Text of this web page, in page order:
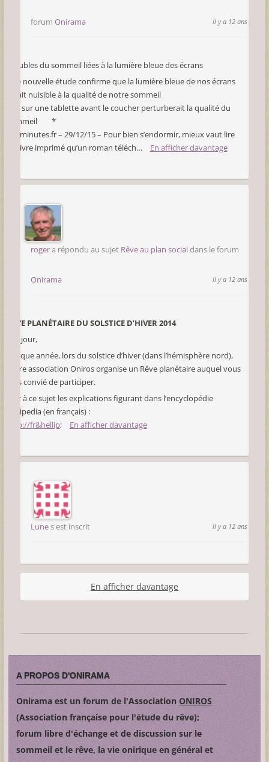
forumOnirama il y a 12 ans
Troubles du sommeil liées à la lumière bleue des écrans
Une nouvelle étude confirme que la lumière bleue de nos écrans
serait nuisible à la qualité de notre sommeil
Lire sur une tablette avant le coucher perturberait la qualité du
sommeil *
20minutes.fr – 29/12/15 – Pour bien s’endormir, mieux vaut lire
un livre imprimé qu’un roman téléch…
En afficher davantage
rogera répondu au sujet Rêve au plan socialdans le forum
Onirama il y a 12 ans
RÊVE PLANÉTAIRE DU SOLSTICE D’HIVER 2014
Bonjour,
Chaque année, lors du solstice d’hiver (dans l’hémisphère nord),
notre association Oniros organise un Rêve planétaire auquel vous
êtes convié de participer.
Voir à ce sujet les explications figurant dans l’encyclopédie
Wikipedia (en français) :
http://fr&hellip; En afficher davantage
Lunes'est inscrit il y a 12 ans
En afficher davantage
A PROPOS D'ONIRAMA
Onirama est un forum de l'Association ONIROS
(Association française pour l'étude du rêve);
forum libre d'échange et de discussion sur le
sommeil et le rêve, la vie onirique en général et